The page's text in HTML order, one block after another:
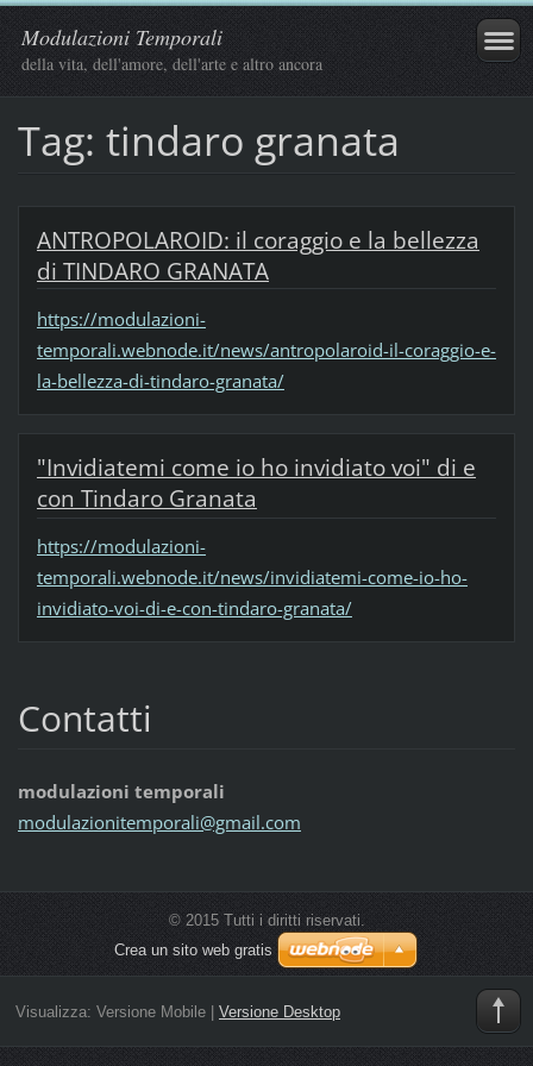
Modulazioni Temporali
della vita, dell'amore, dell'arte e altro ancora
Tag: tindaro granata
ANTROPOLAROID: il coraggio e la bellezza
di TINDARO GRANATA
https://modulazioni-
temporali.webnode.it/news/antropolaroid-il-coraggio-e-
la-bellezza-di-tindaro-granata/
"Invidiatemi come io ho invidiato voi" di e
con Tindaro Granata
https://modulazioni-
temporali.webnode.it/news/invidiatemi-come-io-ho-
invidiato-voi-di-e-con-tindaro-granata/
Contatti
modulazioni temporali
modulazionitemporali@gmail.com
© 2015 Tutti i diritti riservati.
Crea un sito web gratis
Visualizza: Versione Mobile| Versione Desktop